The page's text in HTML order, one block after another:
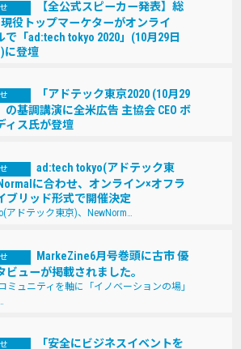
【全公式スピーカー発表】総
役トップマーケターがオンライ
で「ad:tech tokyo 2020」(10月29日
に登壇
「アドテック東京2020 (10⽉29
の基調講演に全⽶広告 主協会 CEO ボ
ィス⽒が登壇
ad:tech tokyo(アドテック東
に合わせ、オンライン×オフラ
ブリッド形式で開催決定
アドテック東京)、NewNorm…
MarkeZine6月号巻頭に古市 優
ビューが掲載されました。
ミュニティを軸に「イノベーションの場」
「安全にビジネスイベントを